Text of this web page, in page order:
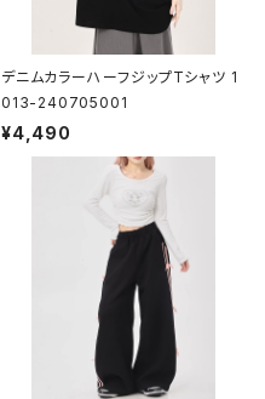
デニムカラーハーフジップTシャツ 1
013-240705001
¥4,490